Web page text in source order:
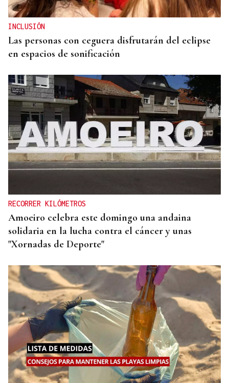
Ourense en la final del Mundial?
INCLUSIÓN
Las personas con ceguera disfrutarán del eclipse
en espacios de sonificación
RECORRER KILÓMETROS
Amoeiro celebra este domingo una andaina
solidaria en la lucha contra el cáncer y unas
"Xornadas de Deporte"